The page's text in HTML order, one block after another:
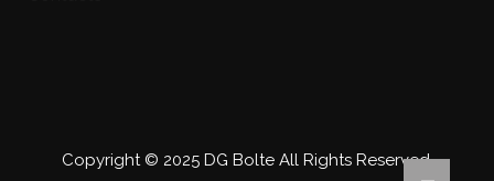
Copyright © 2025 DG Bolte All Rights Reserved.